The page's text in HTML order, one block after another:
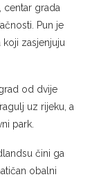
centar grada
Pun je
zasjenjuju
od dvije
uz rijeku, a
park.
čini ga
obalni